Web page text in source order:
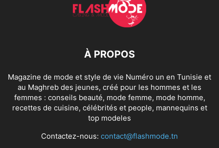
À PROPOS
Magazine de mode et style de vie Numéro un en Tunisie et
au Maghreb des jeunes, créé pour les hommes et les
femmes : conseils beauté, mode femme, mode homme,
recettes de cuisine, célébrités et people, mannequins et
top modeles
Contactez-nous: contact@flashmode.tn